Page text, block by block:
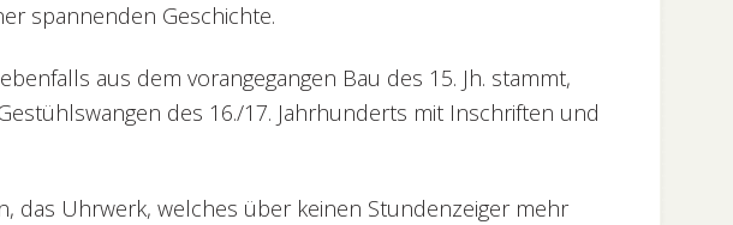
spannenden Geschichte.
aus dem vorangegangen Bau des 15. Jh. stammt,
des 16./17. Jahrhunderts mit Inschriften und
das Uhrwerk, welches über keinen Stundenzeiger mehr